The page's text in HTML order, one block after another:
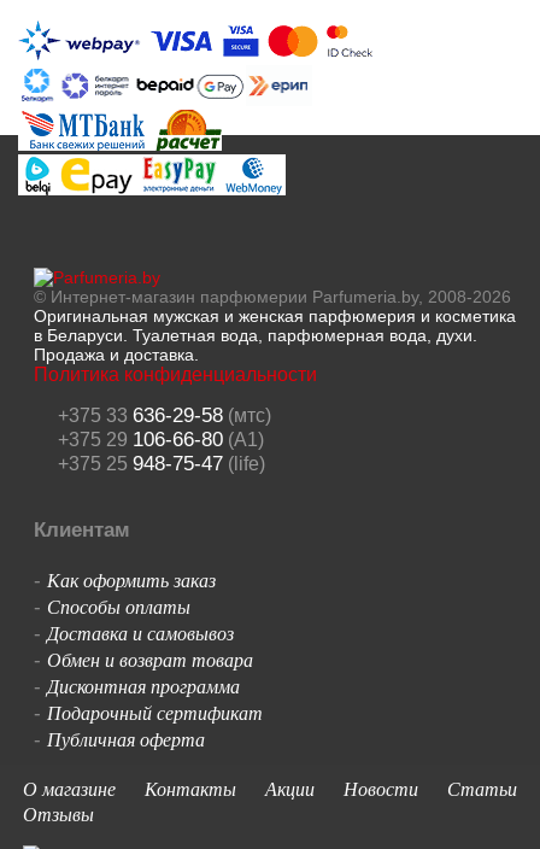
© Интернет-магазин парфюмерии Parfumeria.by, 2008-2026
Оригинальная мужская и женская парфюмерия и косметика
в Беларуси. Туалетная вода, парфюмерная вода, духи.
Продажа и доставка.
Политика конфиденциальности
+375 33 636-29-58(мтс)
+375 29 106-66-80(A1)
+375 25 948-75-47(life)
Клиентам
- Как оформить заказ
- Способы оплаты
-Доставка и самовывоз
- Обмен и возврат товара
-Дисконтная программа
- Подарочный сертификат
- Публичная оферта
О магазине
Контакты Акции Новости
Статьи
Отзывы